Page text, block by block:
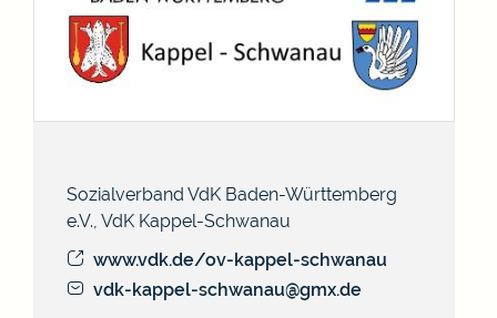
Sozialverband VdK Baden-Württemberg
e.V., VdK Kappel-Schwanau
www.vdk.de/ov-kappel-schwanau
vdk-kappel-schwanau@gmx.de